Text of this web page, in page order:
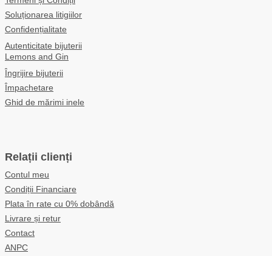
Soluționarea litigiilor
Confidențialitate
Autenticitate bijuterii
Lemons and Gin
Îngrijire bijuterii
Împachetare
Ghid de mărimi inele
Relații clienți
Contul meu
Condiții Financiare
Plata în rate cu 0% dobândă
Livrare și retur
Contact
ANPC